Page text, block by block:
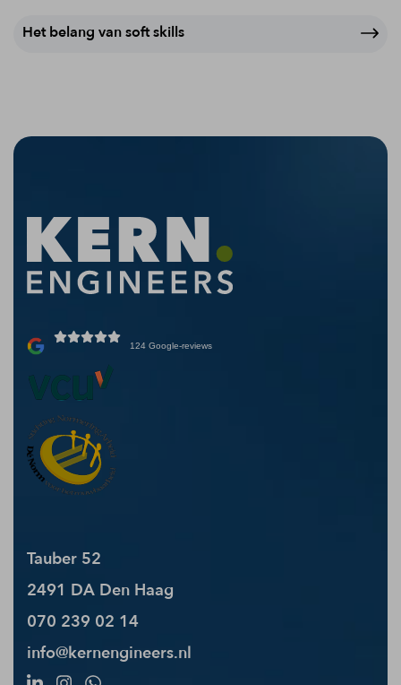
Het belang van soft skills
124 Google-reviews
Tauber 52
2491 DA Den Haag
070 239 02 14
info@kernengineers.nl